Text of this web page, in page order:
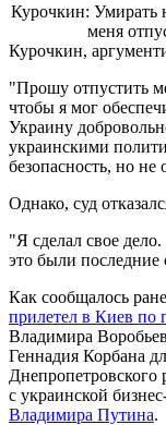
Курочкин: Умирать
меня
Курочкин,
"Прошу отпустить
чтобы я мог
Украину
украинскими
безопасность, но не
Однако, суд
"Я сделал свое
это были последние
Как сообщалось
прилетел в Киев по
Владимира
Геннадия Корбана
Днепропетровского
с украинской
Владимира Путина.